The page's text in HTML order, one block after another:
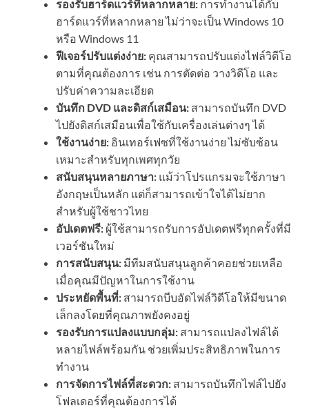
รองรับฮาร์ดแวร์ที่หลากหลาย: การทำงานได้กับ
ฮาร์ดแวร์ที่หลากหลาย ไม่ว่าจะเป็น Windows 10
หรือ Windows 11
ฟีเจอร์ปรับแต่งง่าย: คุณสามารถปรับแต่งไฟล์วิดีโอ
ตามที่คุณต้องการ เช่น การตัดต่อ วางวิดีโอ และ
ปรับค่าความละเอียด
บันทึก DVD และดิสก์เสมือน: สามารถบันทึก DVD
ไปยังดิสก์เสมือนเพื่อใช้กับเครื่องเล่นต่างๆ ได้
ใช้งานง่าย: อินเทอร์เฟซที่ใช้งานง่าย ไม่ซับซ้อน
เหมาะสำหรับทุกเพศทุกวัย
สนับสนุนหลายภาษา: แม้ว่าโปรแกรมจะใช้ภาษา
อังกฤษเป็นหลัก แต่ก็สามารถเข้าใจได้ไม่ยาก
สำหรับผู้ใช้ชาวไทย
อัปเดตฟรี: ผู้ใช้สามารถรับการอัปเดตฟรีทุกครั้งที่มี
เวอร์ชันใหม่
การสนับสนุน: มีทีมสนับสนุนลูกค้าคอยช่วยเหลือ
เมื่อคุณมีปัญหาในการใช้งาน
ประหยัดพื้นที่: สามารถบีบอัดไฟล์วิดีโอให้มีขนาด
เล็กลงโดยที่คุณภาพยังคงอยู่
รองรับการแปลงแบบกลุ่ม: สามารถแปลงไฟล์ได้
หลายไฟล์พร้อมกัน ช่วยเพิ่มประสิทธิภาพในการ
ทำงาน
การจัดการไฟล์ที่สะดวก: สามารถบันทึกไฟล์ไปยัง
โฟลเดอร์ที่คุณต้องการได้